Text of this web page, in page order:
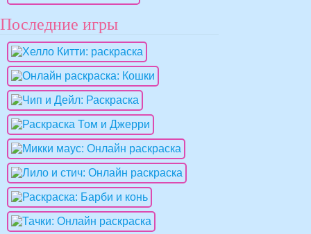
Последние игры